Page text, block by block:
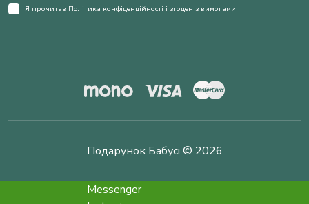
Я прочитав Політика конфіденційності і згоден з вимогами
Подарунок Бабусі © 2026
Messenger